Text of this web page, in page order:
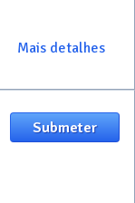
Mais detalhes
Submeter